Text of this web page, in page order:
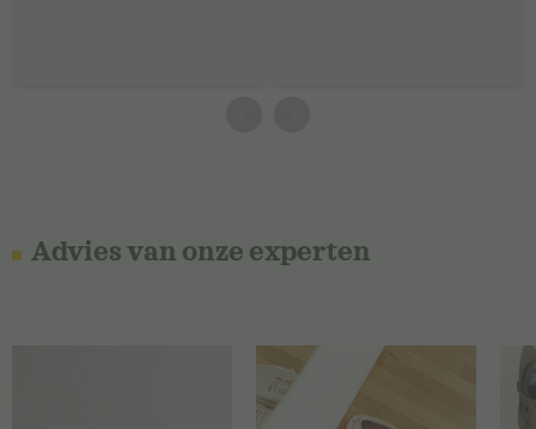
Advies van onze experten